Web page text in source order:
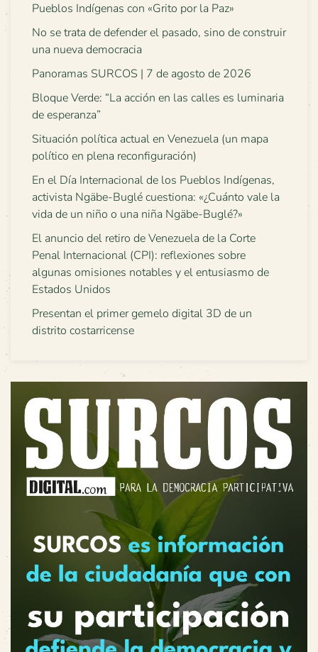
Pueblos Indígenas con «Grito por la Paz»
No se trata de defender el pasado, sino de construir
una nueva democracia
Panoramas SURCOS | 7 de agosto de 2026
Bloque Verde: “La acción en las calles es luminaria
de esperanza”
Situación política actual en Venezuela (un mapa
político en plena reconfiguración)
En el Día Internacional de los Pueblos Indígenas,
activista Ngäbe-Buglé cuestiona: «¿Cuánto vale la
vida de un niño o una niña Ngäbe-Buglé?»
El anuncio del retiro de Venezuela de la Corte
Penal Internacional (CPI): reflexiones sobre
algunas omisiones notables y el entusiasmo de
Estados Unidos
Presentan el primer gemelo digital 3D de un
distrito costarricense